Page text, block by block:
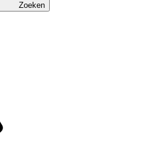
Zoeken